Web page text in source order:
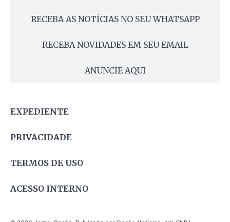
RECEBA AS NOTÍCIAS NO SEU WHATSAPP
RECEBA NOVIDADES EM SEU EMAIL
ANUNCIE AQUI
EXPEDIENTE
PRIVACIDADE
TERMOS DE USO
ACESSO INTERNO